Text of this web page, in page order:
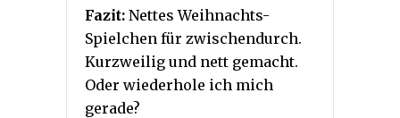
Fazit: Nettes Weihnachts-
Spielchen für zwischendurch.
Kurzweilig und nett gemacht.
Oder wiederhole ich mich
gerade?